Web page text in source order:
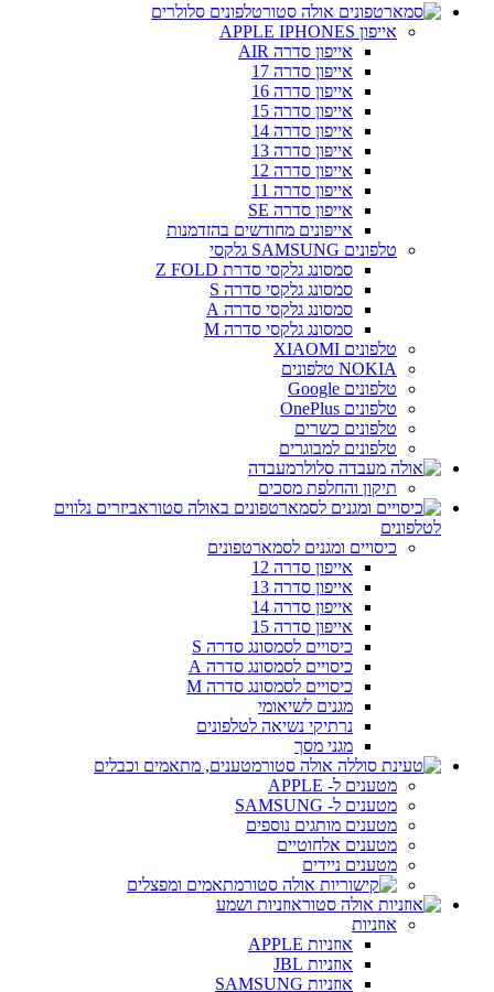
טלפונים סלולרים
אייפון APPLE IPHONES
אייפון סדרה AIR
אייפון סדרה 17
אייפון סדרה 16
אייפון סדרה 15
אייפון סדרה 14
אייפון סדרה 13
אייפון סדרה 12
אייפון סדרה 11
אייפון סדרה SE
אייפונים מחודשים בהזדמנות
טלפונים SAMSUNG גלקסי
סמסונג גלקסי סדרת Z FOLD
סמסונג גלקסי סדרה S
סמסונג גלקסי סדרה A
סמסונג גלקסי סדרה M
טלפונים XIAOMI
NOKIA טלפונים
טלפונים Google
טלפונים OnePlus
טלפונים כשרים
טלפונים למבוגרים
מעבדה
תיקון והחלפת מסכים
אביזרים נלווים
לטלפונים
כיסויים ומגנים לסמארטפונים
אייפון סדרה 12
אייפון סדרה 13
אייפון סדרה 14
אייפון סדרה 15
כיסויים לסמסונג סדרה S
כיסויים לסמסונג סדרה A
כיסויים לסמסונג סדרה M
מגנים לשיאומי
נרתיקי נשיאה לטלפונים
מגני מסך
מטענים, מתאמים וכבלים
מטענים ל- APPLE
מטענים ל- SAMSUNG
מטענים מותגים נוספים
מטענים אלחוטיים
מטענים ניידים
מתאמים ומפצלים
אוזניות ושמע
אוזניות
אוזניות APPLE
אוזניות JBL
אוזניות SAMSUNG